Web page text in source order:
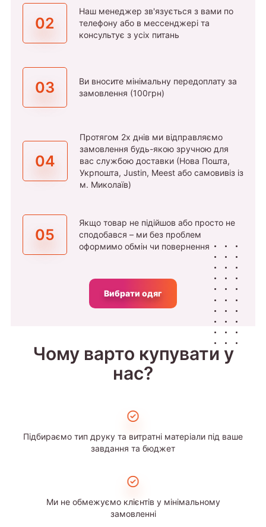
02
Наш менеджер зв'язується з вами по
телефону або в мессенджері та
консультує з усіх питань
03
Ви вносите мінімальну передоплату за
замовлення (100грн)
04
Протягом 2х днів ми відправляємо
замовлення будь-якою зручною для
вас службою доставки (Нова Пошта,
Укрпошта, Justin, Meest або самовивіз із
м. Миколаїв)
05
Якщо товар не підійшов або просто не
сподобався – ми без проблем
оформимо обмін чи повернення
Вибрати одяг
Чому варто купувати у
нас?
Підбираємо тип друку та витратні матеріали під ваше
завдання та бюджет
Ми не обмежуємо клієнтів у мінімальному
замовленні